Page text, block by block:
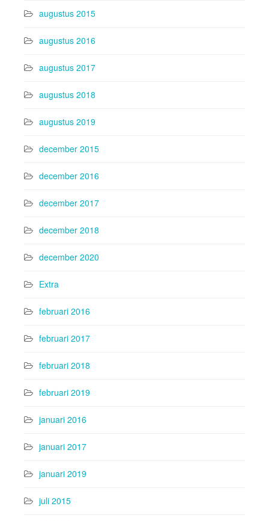
augustus 2015
augustus 2016
augustus 2017
augustus 2018
augustus 2019
december 2015
december 2016
december 2017
december 2018
december 2020
Extra
februari 2016
februari 2017
februari 2018
februari 2019
januari 2016
januari 2017
januari 2019
juli 2015